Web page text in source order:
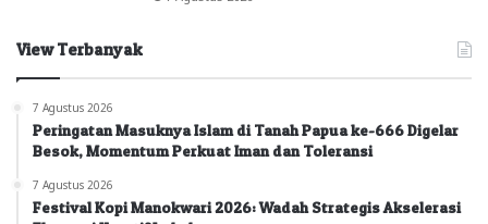
View Terbanyak
7 Agustus 2026
Peringatan Masuknya Islam di Tanah Papua ke-666 Digelar
Besok, Momentum Perkuat Iman dan Toleransi
7 Agustus 2026
Festival Kopi Manokwari 2026: Wadah Strategis Akselerasi